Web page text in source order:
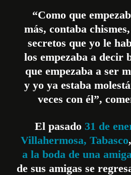
“Como que
más, contaba
secretos que yo le
los empezaba a decir
que empezaba a ser
y yo ya estaba
veces con él”,
El pasado 31 de
Villahermosa, Tabasco
a la boda de una
de sus amigas se